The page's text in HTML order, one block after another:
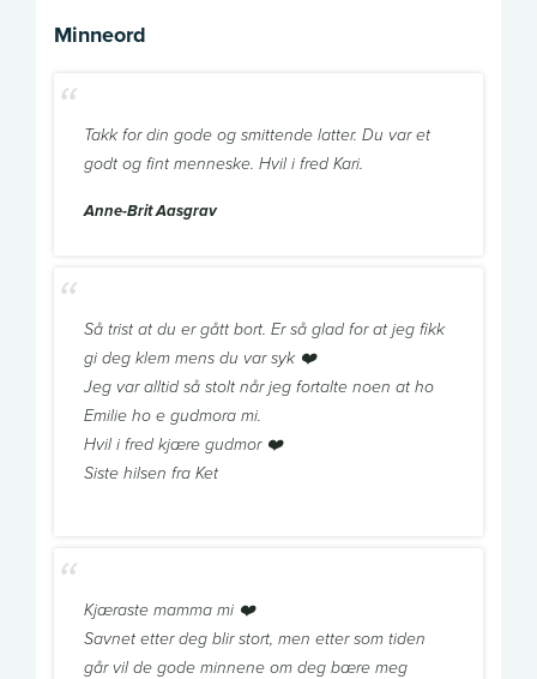
Minneord
Takk for din gode og smittende latter. Du var et
godt og fint menneske. Hvil i fred Kari.
Anne-Brit Aasgrav
Så trist at du er gått bort. Er så glad for at jeg fikk
gi deg klem mens du var syk ❤️
Jeg var alltid så stolt når jeg fortalte noen at ho
Emilie ho e gudmora mi.
Hvil i fred kjære gudmor ❤️
Siste hilsen fra Ket
Kjæraste mamma mi ❤️
Savnet etter deg blir stort, men etter som tiden
går vil de gode minnene om deg bære meg